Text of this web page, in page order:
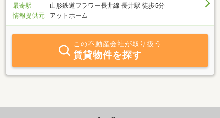
最寄駅
山形鉄道フラワー長井線 長井駅 徒歩5分
情報提供元
アットホーム
この不動産会社が取り扱う
賃貸物件を探す